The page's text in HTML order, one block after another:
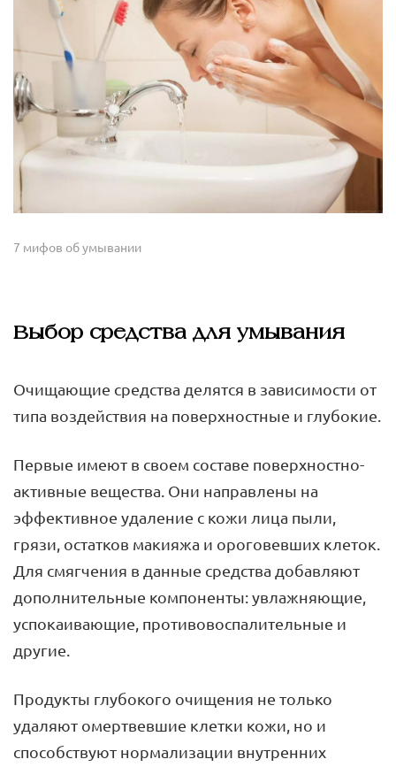
7 мифов об умывании
Выбор средства для умывания
Очищающие средства делятся в зависимости от
типа воздействия на поверхностные и глубокие.
Первые имеют в своем составе поверхностно-
активные вещества. Они направлены на
эффективное удаление с кожи лица пыли,
грязи, остатков макияжа и ороговевших клеток.
Для смягчения в данные средства добавляют
дополнительные компоненты: увлажняющие,
успокаивающие, противовоспалительные и
другие.
Продукты глубокого очищения не только
удаляют омертвевшие клетки кожи, но и
способствуют нормализации внутренних